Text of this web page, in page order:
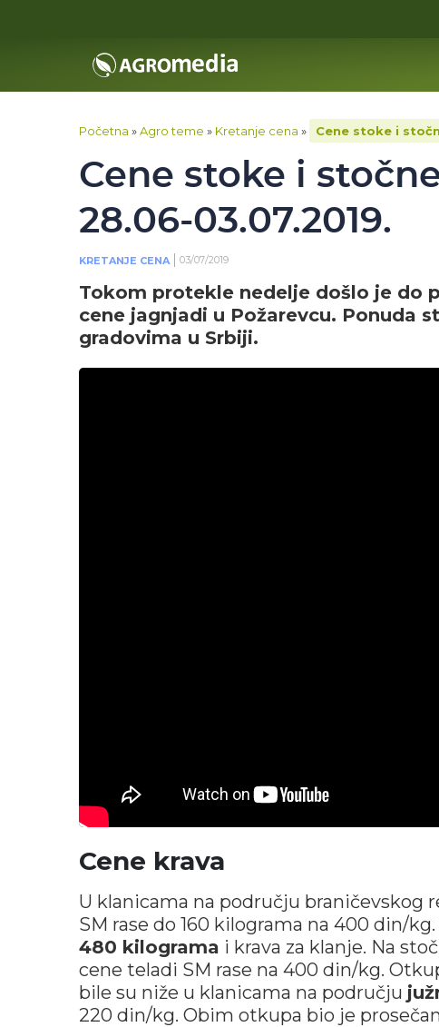
Početna »Agro teme » Kretanje cena » Cene stoke i
Cene stoke i
28.06-03.07.2019.
KRETANJE CENA 03/07/2019
Tokom protekle nedelje došlo je do
cene jagnjadi u Požarevcu. Ponuda
gradovima u Srbiji.
Cene krava
U klanicama na području
SM rase do 160 kilograma na 400 din/
480 kilograma i krava za klanje. Na
cene teladi SM rase na 400 din/kg.
bile su niže u klanicama na području
220 din/kg. Obim otkupa bio je